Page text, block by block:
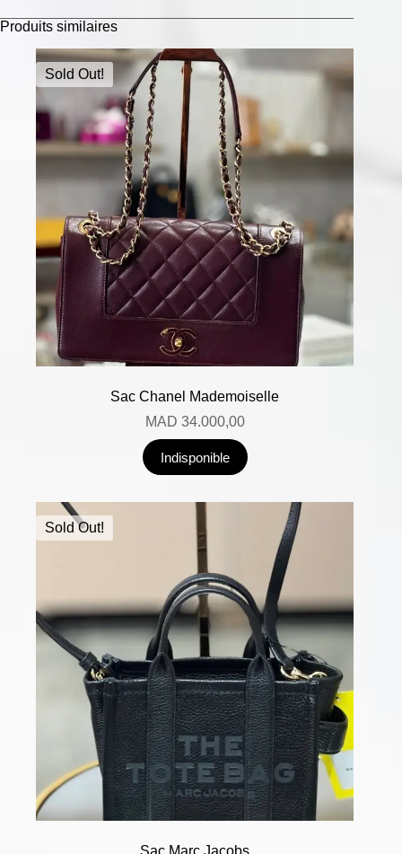
Produits similaires
Sold Out!
Sac Chanel Mademoiselle
MAD 34.000,00
Indisponible
Sold Out!
Sac Marc Jacobs